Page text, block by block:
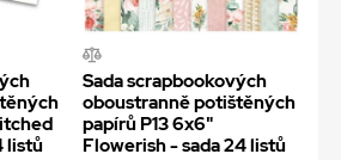
listů
Sada scrapbookových
oboustranně potištěných
papírů P13 6x6"
Flowerish - sada 24 listů